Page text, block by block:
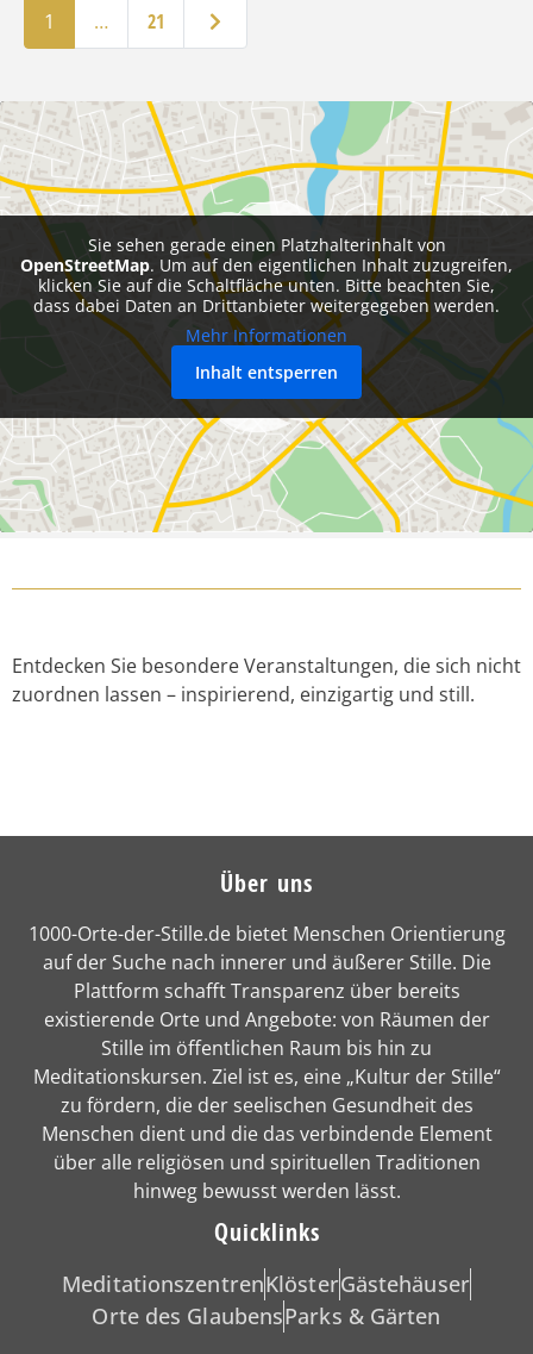
1
… 21 Ältere Beiträge
Sie sehen gerade einen Platzhalterinhalt von
OpenStreetMap. Um auf den eigentlichen Inhalt zuzugreifen,
klicken Sie auf die Schaltfläche unten. Bitte beachten Sie,
dass dabei Daten an Drittanbieter weitergegeben werden.
Mehr Informationen
Inhalt entsperren
Entdecken Sie besondere Veranstaltungen, die sich nicht
zuordnen lassen – inspirierend, einzigartig und still.
Über uns
1000-Orte-der-Stille.de bietet Menschen Orientierung
auf der Suche nach innerer und äußerer Stille. Die
Plattform schafft Transparenz über bereits
existierende Orte und Angebote: von Räumen der
Stille im öffentlichen Raum bis hin zu
Meditationskursen. Ziel ist es, eine „Kultur der Stille“
zu fördern, die der seelischen Gesundheit des
Menschen dient und die das verbindende Element
über alle religiösen und spirituellen Traditionen
hinweg bewusst werden lässt.
Quicklinks
MeditationszentrenKlösterGästehäuser
Orte des GlaubensParks & Gärten